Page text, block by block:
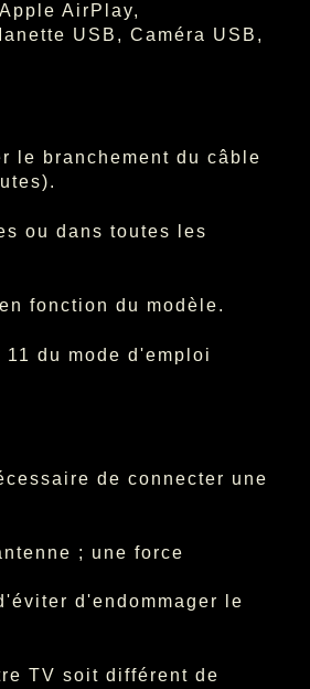
AirPlay,
USB, Caméra USB,
le branchement du câble
ou dans toutes les
fonction du modèle.
du mode d'emploi
de connecter une
; une force
d'endommager le
TV soit différent de